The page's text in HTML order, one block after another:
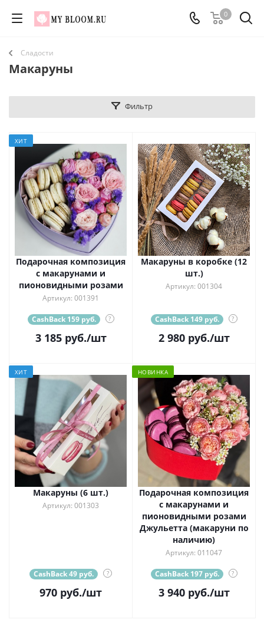
0
Сладости
Макаруны
Фильтр
ХИТ
Подарочная композиция
с макарунами и
пионовидными розами
Артикул: 001391
CashBack 159 руб. ?
3 185руб./шт
Макаруны в коробке (12
шт.)
Артикул: 001304
CashBack 149 руб. ?
2 980руб./шт
ХИТ
Макаруны (6 шт.)
Артикул: 001303
CashBack 49 руб. ?
970 руб./шт
НОВИНКА
Подарочная композиция
с макарунами и
пионовидными розами
Джульетта (макаруни по
наличию)
Артикул: 011047
CashBack 197 руб. ?
3 940руб./шт